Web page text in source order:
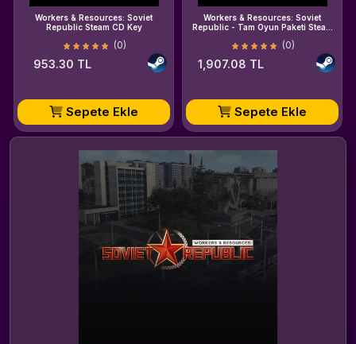
Workers & Resources: Soviet
Republic Steam CD Key
(0)
953.30 TL
Sepete Ekle
Workers & Resources: Soviet
Republic - Tam Oyun Paketi Steam
(0)
1,907.08 TL
Sepete Ekle